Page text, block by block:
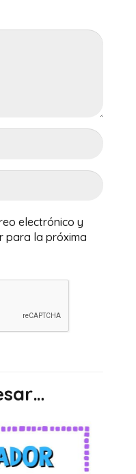
electrónico y
para la próxima